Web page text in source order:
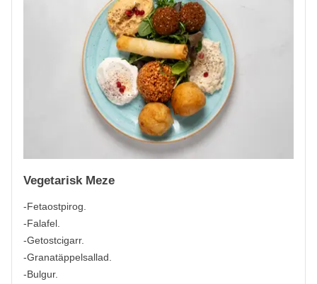
Vegetarisk Meze
-Fetaostpirog.
-Falafel.
-Getostcigarr.
-Granatäppelsallad.
-Bulgur.